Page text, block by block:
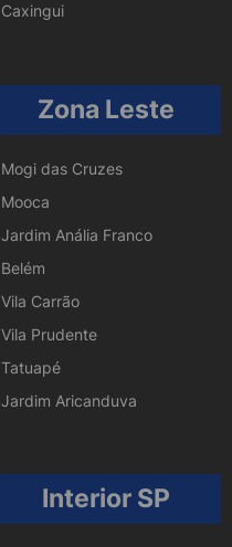
Caxingui
Zona Leste
Mogi das Cruzes
Mooca
Jardim Anália Franco
Belém
Vila Carrão
Vila Prudente
Tatuapé
Jardim Aricanduva
Interior SP